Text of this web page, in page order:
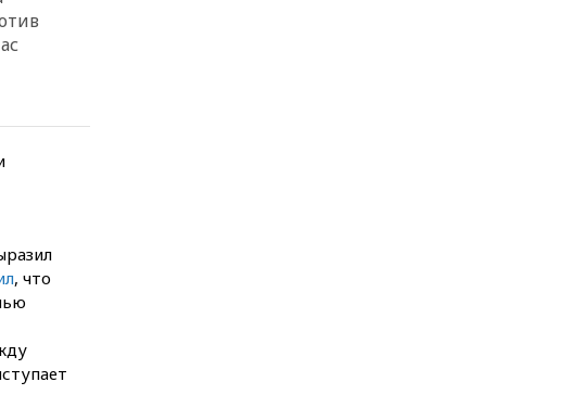
области
на
о
две
, что